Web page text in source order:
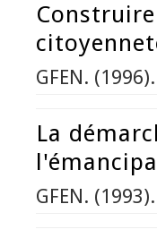
GFEN.
La
GFEN.